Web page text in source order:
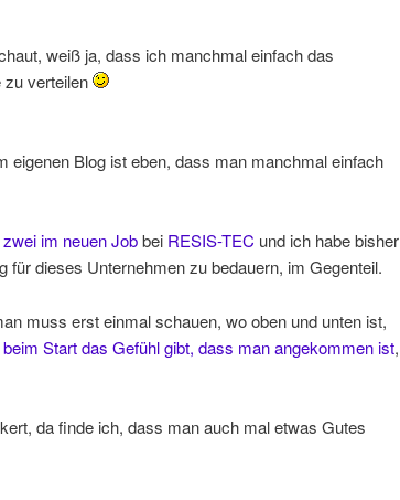
weiß ja, dass ich manchmal einfach das
zu verteilen
eigenen Blog ist eben, dass man manchmal einfach
im neuen Jobbei RESIS-TEC und ich habe bisher
für dieses Unternehmen zu bedauern, im Gegenteil.
muss erst einmal schauen, wo oben und unten ist,
Start das Gefühl gibt, dass man angekommen ist,
da finde ich, dass man auch mal etwas Gutes